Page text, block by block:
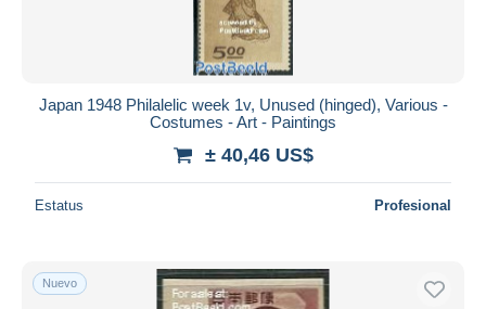
Japan 1948 Philalelic week 1v, Unused (hinged), Various -
Costumes - Art - Paintings
± 40,46 US$
Estatus Profesional
Nuevo